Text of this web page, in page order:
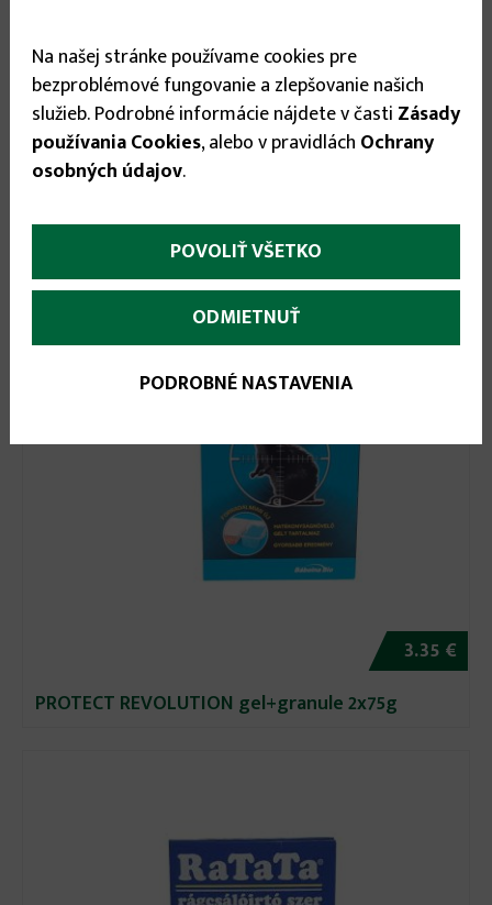
2.25 €
PROTECT pasta na myši a potkany
3.35 €
PROTECT REVOLUTION gel+granule 2x75g
Na našej stránke používame cookies pre
bezproblémové fungovanie a zlepšovanie našich
služieb. Podrobné informácie nájdete v časti Zásady
používania Cookies, alebo v pravidlách Ochrany
osobných údajov.
POVOLIŤ VŠETKO
ODMIETNUŤ
PODROBNÉ NASTAVENIA